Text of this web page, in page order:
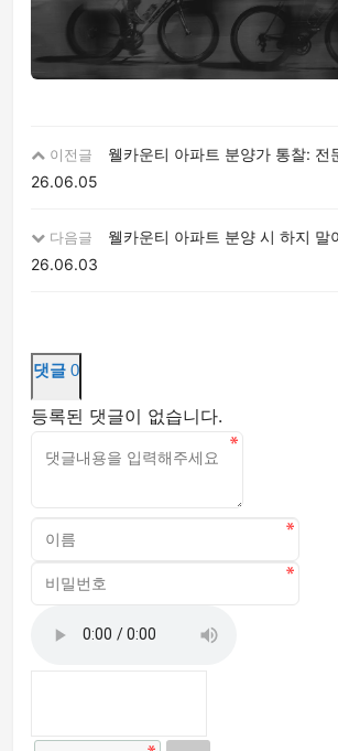
이전글
웰카운티 아파트 분양가 통찰: 전
26.06.05
다음글
웰카운티 아파트 분양 시 하지 말
26.06.03
댓글 0
등록된 댓글이 없습니다.